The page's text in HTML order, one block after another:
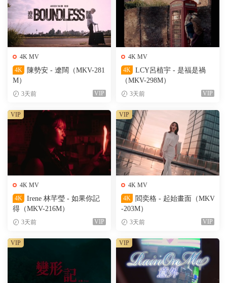
4K MV
4K
陳勢安 - 遼闊（MKV-281
M）
3天前 VIP
4K MV
4K
LCY呂植宇 - 是福是禍
（MKV-298M）
3天前 VIP
4K MV
4K
Irene 林芊瑩 - 如果你記
得（MKV-216M）
3天前 VIP
VIP
4K MV
4K
閻奕格 - 起始畫面（MKV
-203M）
3天前 VIP
VIP
VIP VIP